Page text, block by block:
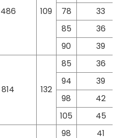
486 109 78
33
85
36
90 39
814 132
85
36
94
39
98
42
105 45
98
41